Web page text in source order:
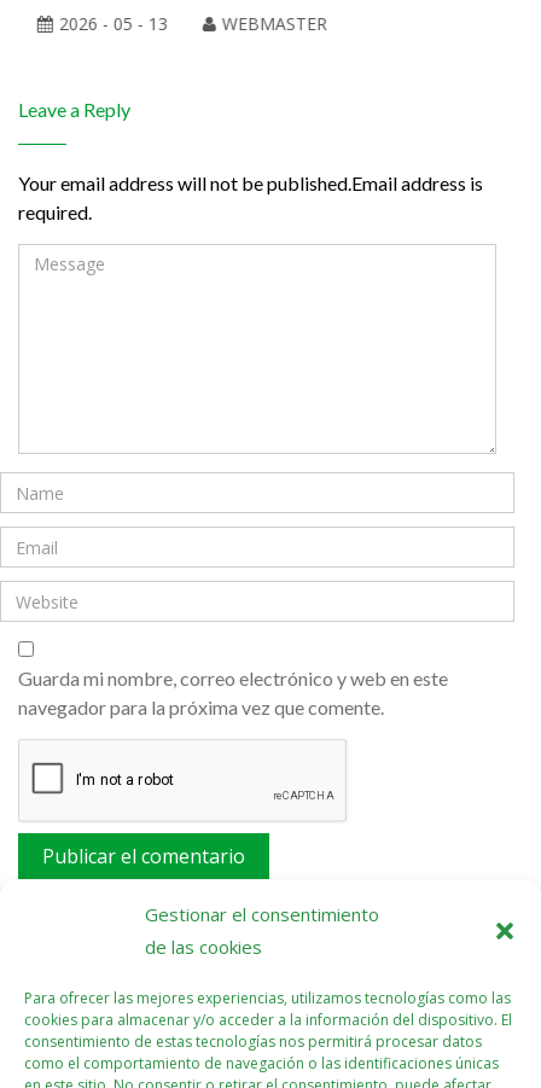
Gestionar el consentimiento
de las cookies
Para ofrecer las mejores experiencias, utilizamos tecnologías como las
cookies para almacenar y/o acceder a la información del dispositivo. El
consentimiento de estas tecnologías nos permitirá procesar datos
como el comportamiento de navegación o las identificaciones únicas
2026 - 05 - 13
WEBMASTER
Leave a Reply
Your email address will not be published.Email address is
required.
Guarda mi nombre, correo electrónico y web en este
navegador para la próxima vez que comente.
Este sitio usa Akismet para reducir el spam.Aprende
cómo se procesan los datos de tus comentarios.